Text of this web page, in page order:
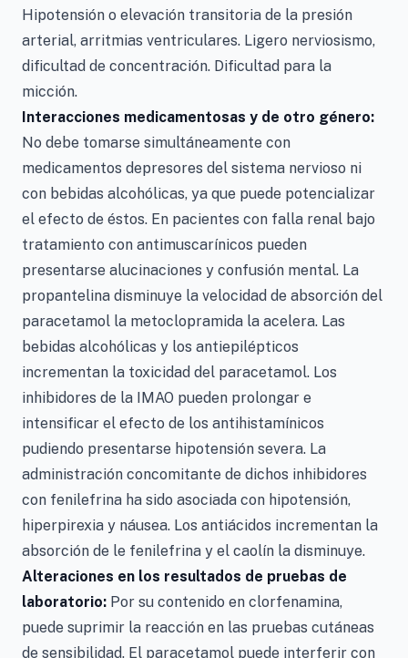
Hipotensión o elevación transitoria de la presión
arterial, arritmias ventriculares. Ligero nerviosismo,
dificultad de concentración. Dificultad para la
micción.
Interacciones medicamentosas y de otro género:
No debe tomarse simultáneamente con
medicamentos depresores del sistema nervioso ni
con bebidas alcohólicas, ya que puede potencializar
el efecto de éstos. En pacientes con falla renal bajo
tratamiento con antimuscarínicos pueden
presentarse alucinaciones y confusión mental. La
propantelina disminuye la velocidad de absorción del
paracetamol la metoclopramida la acelera. Las
bebidas alcohólicas y los antiepilépticos
incrementan la toxicidad del paracetamol. Los
inhibidores de la IMAO pueden prolongar e
intensificar el efecto de los antihistamínicos
pudiendo presentarse hipotensión severa. La
administración concomitante de dichos inhibidores
con fenilefrina ha sido asociada con hipotensión,
hiperpirexia y náusea. Los antiácidos incrementan la
absorción de le fenilefrina y el caolín la disminuye.
Alteraciones en los resultados de pruebas de
laboratorio: Por su contenido en clorfenamina,
puede suprimir la reacción en las pruebas cutáneas
de sensibilidad. El paracetamol puede interferir con